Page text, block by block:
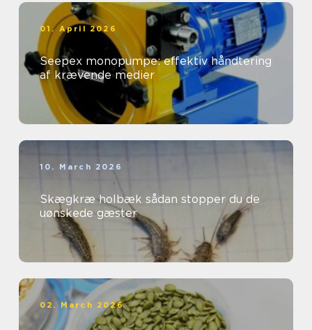
01. April 2026
Seepex monopumpe: effektiv håndtering
af krævende medier
10. March 2026
Skægkræ holbæk sådan stopper du de
uønskede gæster
02. March 2026